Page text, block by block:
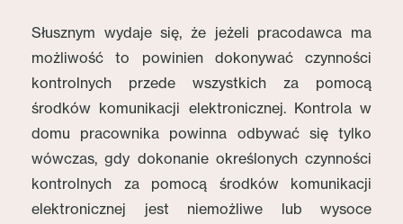
Słusznym wydaje się, że jeżeli pracodawca ma
możliwość to powinien dokonywać czynności
kontrolnych przede wszystkich za pomocą
środków komunikacji elektronicznej. Kontrola w
domu pracownika powinna odbywać się tylko
wówczas, gdy dokonanie określonych czynności
kontrolnych za pomocą środków komunikacji
elektronicznej jest niemożliwe lub wysoce